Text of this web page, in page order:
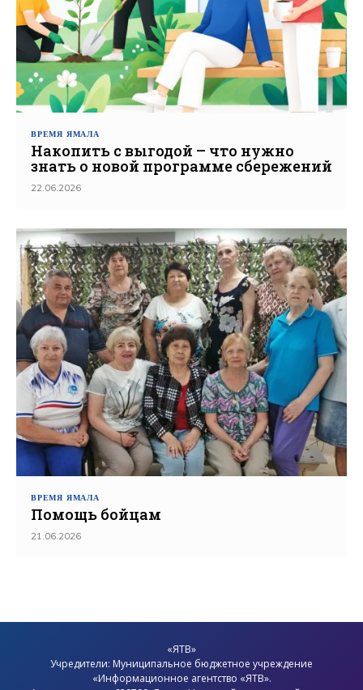
ВРЕМЯ ЯМАЛА
Накопить с выгодой – что нужно
знать о новой программе сбережений
22.06.2026
ВРЕМЯ ЯМАЛА
Помощь бойцам
21.06.2026
«ЯТВ»
Учредители: Муниципальное бюджетное учреждение
«Информационное агентство «ЯТВ».